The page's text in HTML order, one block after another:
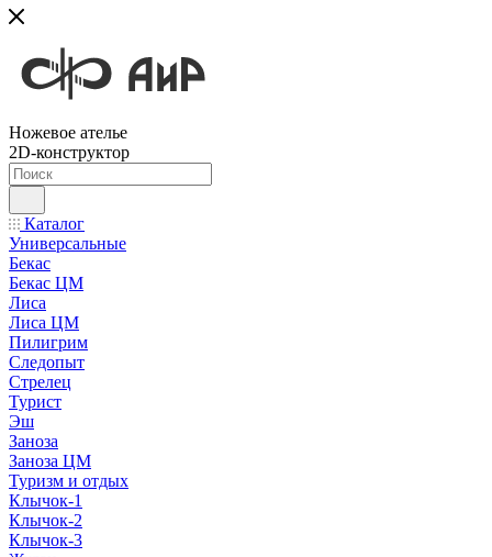
Ножевое ателье
2D-конструктор
Каталог
Универсальные
Бекас
Бекас ЦМ
Лиса
Лиса ЦМ
Пилигрим
Следопыт
Стрелец
Турист
Эш
Заноза
Заноза ЦМ
Туризм и отдых
Клычок-1
Клычок-2
Клычок-3